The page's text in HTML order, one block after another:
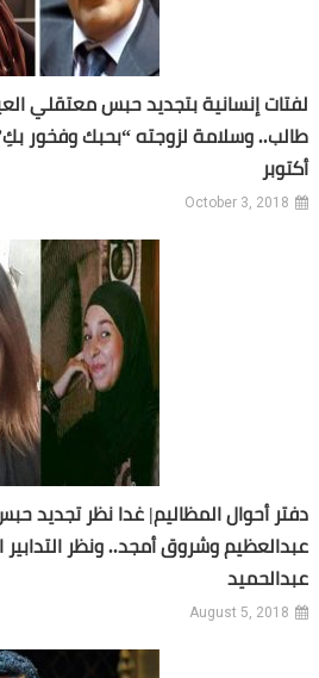
لفتات إنسانية بتجديد حبس معتقلي
طالب.. وسلامة لزوجته “بحبك وفخور
أكتوبر
October 3, 2018
دفتر أحوال المظاليم| غدا نظر تجديد
عبدالعظيم وشروق أمجد.. ونظر التدابير
عبدالحميد
August 5, 2018